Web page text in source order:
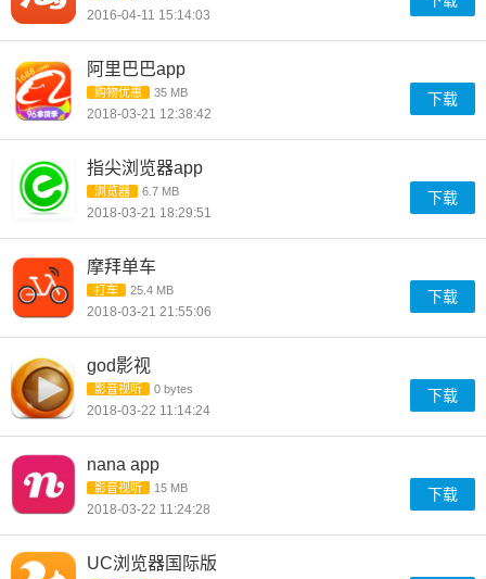
2016-04-11 15:14:03
阿里巴巴app
购物优惠 35 MB
2018-03-21 12:38:42
下载
指尖浏览器app
浏览器 6.7 MB
2018-03-21 18:29:51
下载
摩拜单车
打车 25.4 MB
2018-03-21 21:55:06
下载
god影视
影音视听 0 bytes
2018-03-22 11:14:24
下载
nana app
影音视听 15 MB
2018-03-22 11:24:28
下载
UC浏览器国际版